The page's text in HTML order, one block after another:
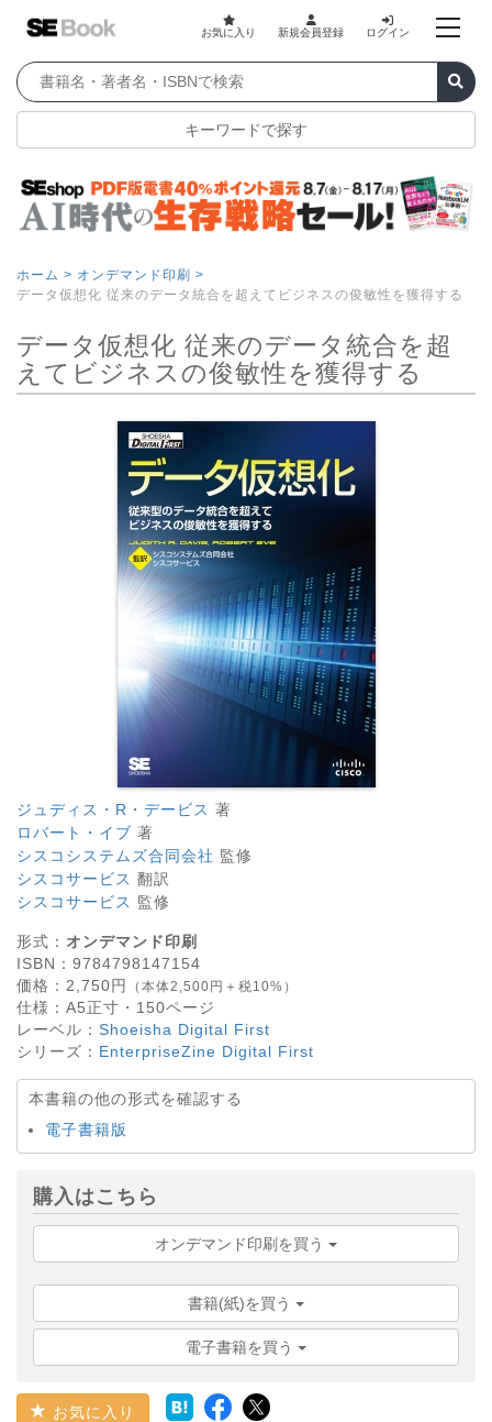
お気に入り 新規会員登録 ログイン
キーワードで探す
ホーム > オンデマンド印刷 >
データ仮想化 従来のデータ統合を超えてビジネスの俊敏性を獲得する
データ仮想化 従来のデータ統合を超
えてビジネスの俊敏性を獲得する
ジュディス・R・デービス 著
ロバート・イブ 著
シスコシステムズ合同会社 監修
シスコサービス 翻訳
シスコサービス 監修
形式： オンデマンド印刷
ISBN： 9784798147154
価格： 2,750円 （本体2,500円＋税10%）
仕様： A5正寸・ 150ページ
レーベル： Shoeisha Digital First
シリーズ： EnterpriseZine Digital First
本書籍の他の形式を確認する
電子書籍版
購入はこちら
オンデマンド印刷を買う
書籍(紙)を買う
電子書籍を買う
お気に入り